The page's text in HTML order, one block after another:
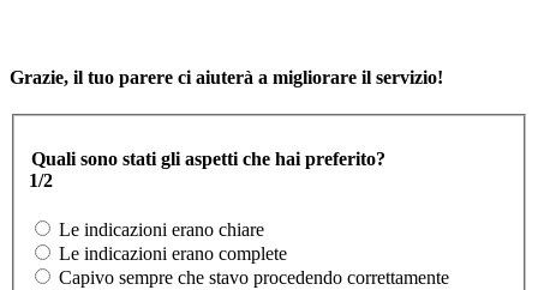
Grazie, il tuo parere ci aiuterà a migliorare il servizio!
Quali sono stati gli aspetti che hai preferito?
1/2
Le indicazioni erano chiare
Le indicazioni erano complete
Capivo sempre che stavo procedendo correttamente